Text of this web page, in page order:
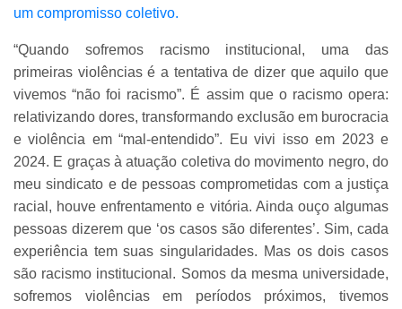
um compromisso coletivo.
“Quando sofremos racismo institucional, uma das
primeiras violências é a tentativa de dizer que aquilo que
vivemos “não foi racismo”. É assim que o racismo opera:
relativizando dores, transformando exclusão em burocracia
e violência em “mal-entendido”. Eu vivi isso em 2023 e
2024. E graças à atuação coletiva do movimento negro, do
meu sindicato e de pessoas comprometidas com a justiça
racial, houve enfrentamento e vitória. Ainda ouço algumas
pessoas dizerem que ‘os casos são diferentes’. Sim, cada
experiência tem suas singularidades. Mas os dois casos
são racismo institucional. Somos da mesma universidade,
sofremos violências em períodos próximos, tivemos